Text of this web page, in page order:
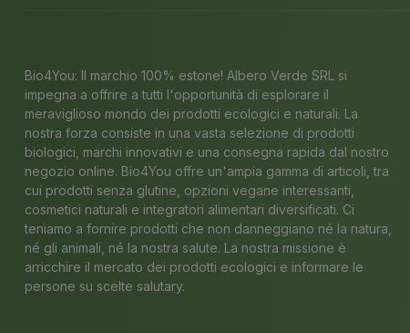
Bio4You: Il marchio 100% estone! Albero Verde SRL si
impegna a offrire a tutti l'opportunità di esplorare il
meraviglioso mondo dei prodotti ecologici e naturali. La
nostra forza consiste in una vasta selezione di prodotti
biologici, marchi innovativi e una consegna rapida dal nostro
negozio online. Bio4You offre un'ampia gamma di articoli, tra
cui prodotti senza glutine, opzioni vegane interessanti,
cosmetici naturali e integratori alimentari diversificati. Ci
teniamo a fornire prodotti che non danneggiano né la natura,
né gli animali, né la nostra salute. La nostra missione è
arricchire il mercato dei prodotti ecologici e informare le
persone su scelte salutary.